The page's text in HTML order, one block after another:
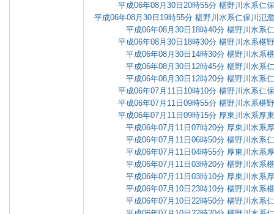
平成06年08月30日20時55分 椹野川水系仁
平成06年08月30日19時55分 椹野川水系仁保川氾
平成06年08月30日18時40分 椹野川水系
平成06年08月30日18時30分 椹野川水系椹
平成06年08月30日14時30分 椹野川水系
平成06年08月30日12時45分 椹野川水系
平成06年08月30日12時20分 椹野川水系
平成06年07月11日10時10分 椹野川水系仁
平成06年07月11日09時55分 椹野川水系椹
平成06年07月11日09時15分 厚東川水系厚
平成06年07月11日07時20分 厚東川水系
平成06年07月11日06時50分 椹野川水系
平成06年07月11日04時55分 厚東川水系
平成06年07月11日03時20分 椹野川水系
平成06年07月11日03時10分 厚東川水系
平成06年07月10日23時10分 椹野川水系
平成06年07月10日22時50分 椹野川水系